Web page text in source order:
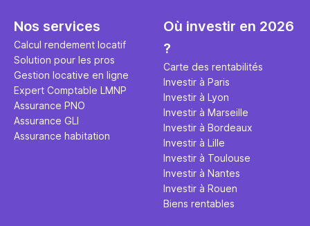
ce secret
principale
études et
Nos services
Calcul rendement locatif
Solution pour les pros
Gestion locative en ligne
Expert Comptable LMNP
Assurance PNO
Assurance GLI
Assurance habitation
Où investir en 2026
?
Carte des rentabilités
Investir à Paris
Investir à Lyon
Investir à Marseille
Investir à Bordeaux
Investir à Lille
Investir à Toulouse
Investir à Nantes
Investir à Rouen
Biens rentables